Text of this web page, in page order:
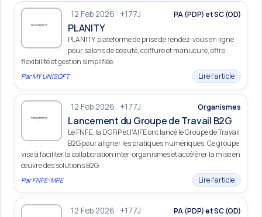
12 Feb 2026 · +177J PA (PDP) et SC (OD)
PLANITY
PLANITY, plateforme de prise de rendez‑vous en ligne
pour salons de beauté, coiffure et manucure, offre
flexibilité et gestion simplifiée.
ParMY UNISOFT Lire l’article
12 Feb 2026 · +177J Organismes
Lancement du Groupe de Travail B2G
Le FNFE, la DGFiP et l'AIFE ont lancé le Groupe de Travail
B2G pour aligner les pratiques numériques. Ce groupe
vise à faciliter la collaboration inter‑organismes et accélérer la mise en
œuvre des solutions B2G.
ParFNFE-MPE Lire l’article
12 Feb 2026 · +177J PA (PDP) et SC (OD)